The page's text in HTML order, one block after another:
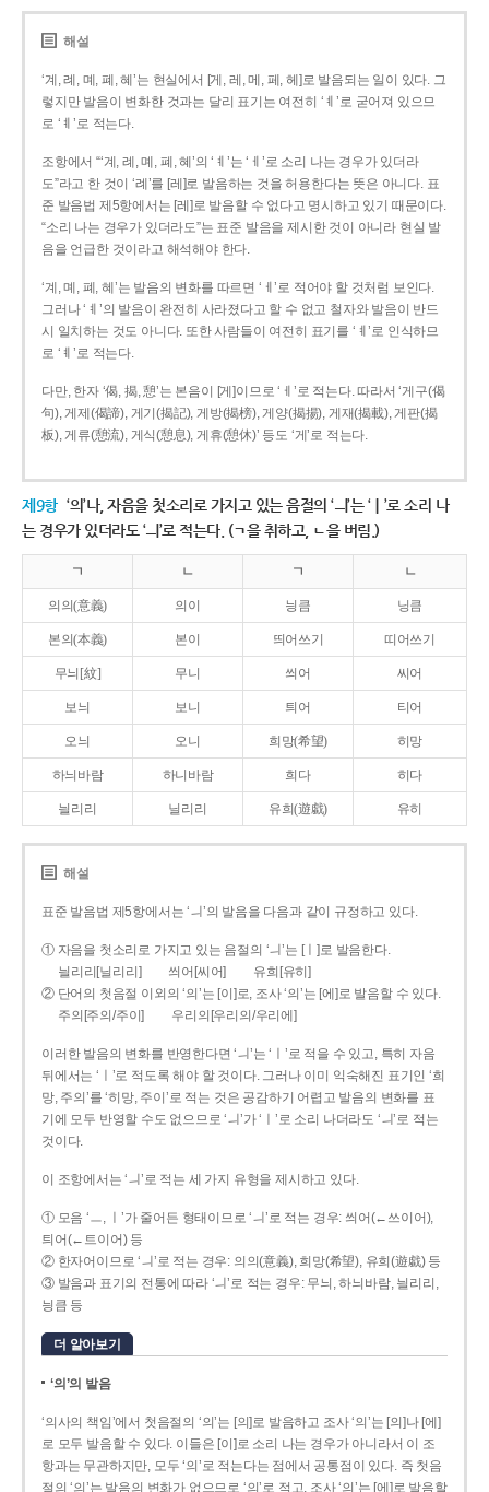
해설
‘계, 례, 몌, 폐, 혜’는 현실에서 [게, 레, 메, 페, 헤]로 발음되는 일이 있다. 그
렇지만 발음이 변화한 것과는 달리 표기는 여전히 ‘ㅖ’로 굳어져 있으므
로 ‘ㅖ’로 적는다.
조항에서 “‘계, 례, 몌, 폐, 혜’의 ‘ㅖ’는 ‘ㅔ’로 소리 나는 경우가 있더라
도”라고 한 것이 ‘례’를 [레]로 발음하는 것을 허용한다는 뜻은 아니다. 표
준 발음법 제5항에서는 [레]로 발음할 수 없다고 명시하고 있기 때문이다.
“소리 나는 경우가 있더라도”는 표준 발음을 제시한 것이 아니라 현실 발
음을 언급한 것이라고 해석해야 한다.
‘계, 몌, 폐, 혜’는 발음의 변화를 따르면 ‘ㅔ’로 적어야 할 것처럼 보인다.
그러나 ‘ㅖ’의 발음이 완전히 사라졌다고 할 수 없고 철자와 발음이 반드
시 일치하는 것도 아니다. 또한 사람들이 여전히 표기를 ‘ㅖ’로 인식하므
로 ‘ㅖ’로 적는다.
다만, 한자 ‘偈, 揭, 憩’는 본음이 [게]이므로 ‘ㅔ’로 적는다. 따라서 ‘게구(偈
句), 게제(偈諦), 게기(揭記), 게방(揭榜), 게양(揭揚), 게재(揭載), 게판(揭
板), 게류(憩流), 게식(憩息), 게휴(憩休)’ 등도 ‘게’로 적는다.
제9항 ‘의’나, 자음을 첫소리로 가지고 있는 음절의 ‘ㅢ’는 ‘ㅣ’로 소리 나
는 경우가 있더라도 ‘ㅢ’로 적는다. (ㄱ을 취하고, ㄴ을 버림.)
ㄱ ㄴ ㄱ ㄴ
의의(意義) 의이 닁큼 닝큼
본의(本義) 본이 띄어쓰기 띠어쓰기
무늬[紋] 무니 씌어 씨어
보늬 보니 틔어 티어
오늬 오니 희망(希望) 히망
하늬바람 하니바람 희다 히다
늴리리 닐리리 유희(遊戱) 유히
해설
표준 발음법 제5항에서는 ‘ㅢ’의 발음을 다음과 같이 규정하고 있다.
① 자음을 첫소리로 가지고 있는 음절의 ‘ㅢ’는 [ㅣ]로 발음한다.
늴리리[닐리리]
씌어[씨어]
유희[유히]
② 단어의 첫음절 이외의 ‘의’는 [이]로, 조사 ‘의’는 [에]로 발음할 수 있다.
주의[주의/주이]
우리의[우리의/우리에]
이러한 발음의 변화를 반영한다면 ‘ㅢ’는 ‘ㅣ’로 적을 수 있고, 특히 자음
뒤에서는 ‘ㅣ’로 적도록 해야 할 것이다. 그러나 이미 익숙해진 표기인 ‘희
망, 주의’를 ‘히망, 주이’로 적는 것은 공감하기 어렵고 발음의 변화를 표
기에 모두 반영할 수도 없으므로 ‘ㅢ’가 ‘ㅣ’로 소리 나더라도 ‘ㅢ’로 적는
것이다.
이 조항에서는 ‘ㅢ’로 적는 세 가지 유형을 제시하고 있다.
① 모음 ‘ㅡ, ㅣ’가 줄어든 형태이므로 ‘ㅢ’로 적는 경우: 씌어(←쓰이어),
틔어(←트이어) 등
② 한자어이므로 ‘ㅢ’로 적는 경우: 의의(意義), 희망(希望), 유희(遊戱) 등
③ 발음과 표기의 전통에 따라 ‘ㅢ’로 적는 경우: 무늬, 하늬바람, 늴리리,
닁큼 등
더 알아보기
‘의’의 발음
‘의사의 책임’에서 첫음절의 ‘의’는 [의]로 발음하고 조사 ‘의’는 [의]나 [에]
로 모두 발음할 수 있다. 이들은 [이]로 소리 나는 경우가 아니라서 이 조
항과는 무관하지만, 모두 ‘의’로 적는다는 점에서 공통점이 있다. 즉 첫음
절의 ‘의’는 발음의 변화가 없으므로 ‘의’로 적고, 조사 ‘의’는 [에]로 발음할